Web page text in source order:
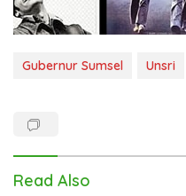
Gubernur Sumsel Unsri
Read Also